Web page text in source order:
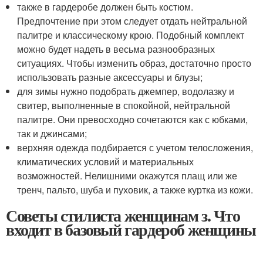
также в гардеробе должен быть костюм.
Предпочтение при этом следует отдать нейтральной
палитре и классическому крою. Подобный комплект
можно будет надеть в весьма разнообразных
ситуациях. Чтобы изменить образ, достаточно просто
использовать разные аксессуары и блузы;
для зимы нужно подобрать джемпер, водолазку и
свитер, выполненные в спокойной, нейтральной
палитре. Они превосходно сочетаются как с юбками,
так и джинсами;
верхняя одежда подбирается с учетом телосложения,
климатических условий и материальных
возможностей. Нелишними окажутся плащ или же
тренч, пальто, шуба и пуховик, а также куртка из кожи.
Советы стилиста женщинам з. Что
входит в базовый гардероб женщины